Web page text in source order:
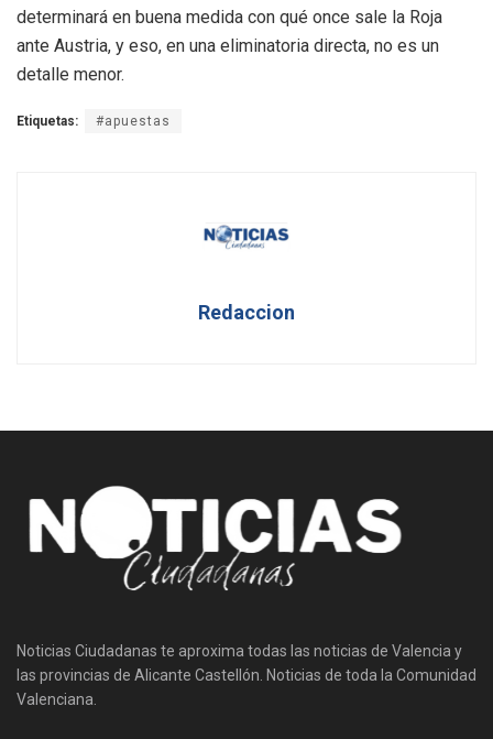
determinará en buena medida con qué once sale la Roja
ante Austria, y eso, en una eliminatoria directa, no es un
detalle menor.
Etiquetas: #apuestas
Redaccion
Noticias Ciudadanas te aproxima todas las noticias de Valencia y
las provincias de Alicante Castellón. Noticias de toda la Comunidad
Valenciana.